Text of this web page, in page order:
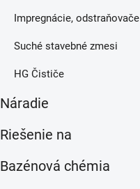
Impregnácie, odstraňovače
Suché stavebné zmesi
HG Čističe
Náradie
Riešenie na
Bazénová chémia